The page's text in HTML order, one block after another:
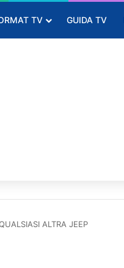
TV GUIDA TV
ALTRA JEEP